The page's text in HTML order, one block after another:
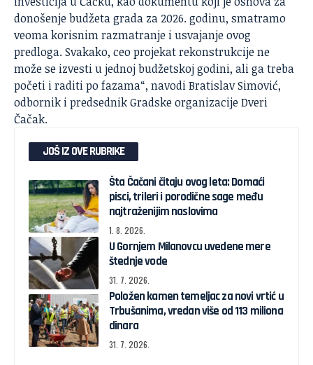
donošenje budžeta grada za 2026. godinu, smatramo
veoma korisnim razmatranje i usvajanje ovog
predloga. Svakako, ceo projekat rekonstrukcije ne
može se izvesti u jednoj budžetskoj godini, ali ga treba
početi i raditi po fazama“, navodiBratislav Simović,
odbornik i predsednik Gradske organizacije Dveri
Čačak.
JOŠ IZ OVE RUBRIKE
Šta Čačani čitaju ovog leta: Domaći
pisci, trileri i porodične sage među
najtraženijim naslovima
1. 8. 2026.
U Gornjem Milanovcu uvedene mere
štednje vode
31. 7. 2026.
Položen kamen temeljac za novi vrtić u
Trbušanima, vredan više od 113 miliona
dinara
31. 7. 2026.